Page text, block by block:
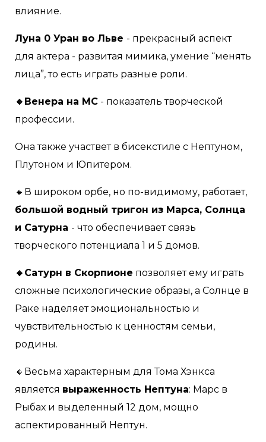
влияние.
Луна 0 Уран во Льве - прекрасный аспект
для актера - развитая мимика, умение “менять
лица”, то есть играть разные роли.
🔸Венера на МС - показатель творческой
профессии.
Она также участвет в бисекстиле с Нептуном,
Плутоном и Юпитером.
🔸В широком орбе, но по-видимому, работает,
большой водный тригон из Марса, Солнца
и Сатурна - что обеспечивает связь
творческого потенциала 1 и 5 домов.
🔸Сатурн в Скорпионе позволяет ему играть
сложные психологические образы, а Солнце в
Раке наделяет эмоциональностью и
чувствительностью к ценностям семьи,
родины.
🔸Весьма характерным для Тома Хэнкса
является выраженность Нептуна: Марс в
Рыбах и выделенный 12 дом, мощно
аспектированный Нептун.